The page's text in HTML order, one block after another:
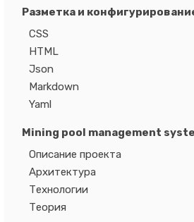
Разметка и
CSS
HTML
Json
Markdown
Yaml
Mining pool management
Описание проекта
Архитектура
Технологии
Теория